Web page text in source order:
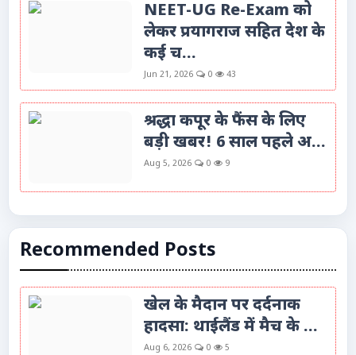
NEET-UG Re-Exam को
लेकर प्रयागराज सहित देश के
कई च...
Jun 21, 2026 0 43
श्रद्धा कपूर के फैंस के लिए
बड़ी खबर! 6 साल पहले अ...
Aug 5, 2026 0 9
Recommended Posts
खेल के मैदान पर दर्दनाक
हादसा: थाईलैंड में मैच के ...
Aug 6, 2026 0 5